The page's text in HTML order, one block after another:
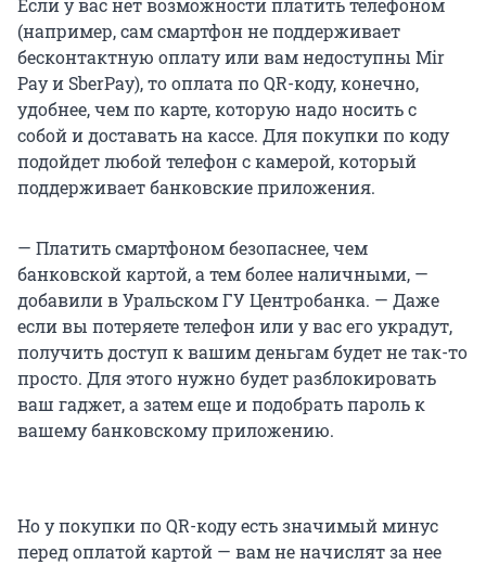
Если у вас нет возможности платить телефоном
(например, сам смартфон не поддерживает
бесконтактную оплату или вам недоступны Мir
Pay и SberPay), то оплата по QR-коду, конечно,
удобнее, чем по карте, которую надо носить с
собой и доставать на кассе. Для покупки по коду
подойдет любой телефон с камерой, который
поддерживает банковские приложения.
— Платить смартфоном безопаснее, чем
банковской картой, а тем более наличными, —
добавили в Уральском ГУ Центробанка. — Даже
если вы потеряете телефон или у вас его украдут,
получить доступ к вашим деньгам будет не так-то
просто. Для этого нужно будет разблокировать
ваш гаджет, а затем еще и подобрать пароль к
вашему банковскому приложению.
Но у покупки по QR-коду есть значимый минус
перед оплатой картой — вам не начислят за нее